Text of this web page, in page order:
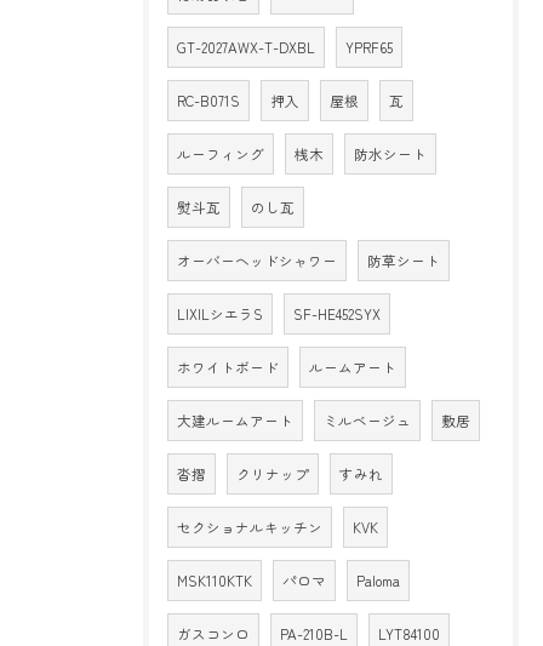
GT-2027AWX-T-DXBL YPRF65
RC-B071S 押入 屋根 瓦
ルーフィング 桟木 防水シート
熨斗瓦 のし瓦
オーバーヘッドシャワー 防草シート
LIXILシエラS SF-HE452SYX
ホワイトボード ルームアート
大建ルームアート ミルベージュ 敷居
沓摺 クリナップ すみれ
セクショナルキッチン KVK
MSK110KTK パロマ Paloma
ガスコンロ PA-210B-L LYT84100